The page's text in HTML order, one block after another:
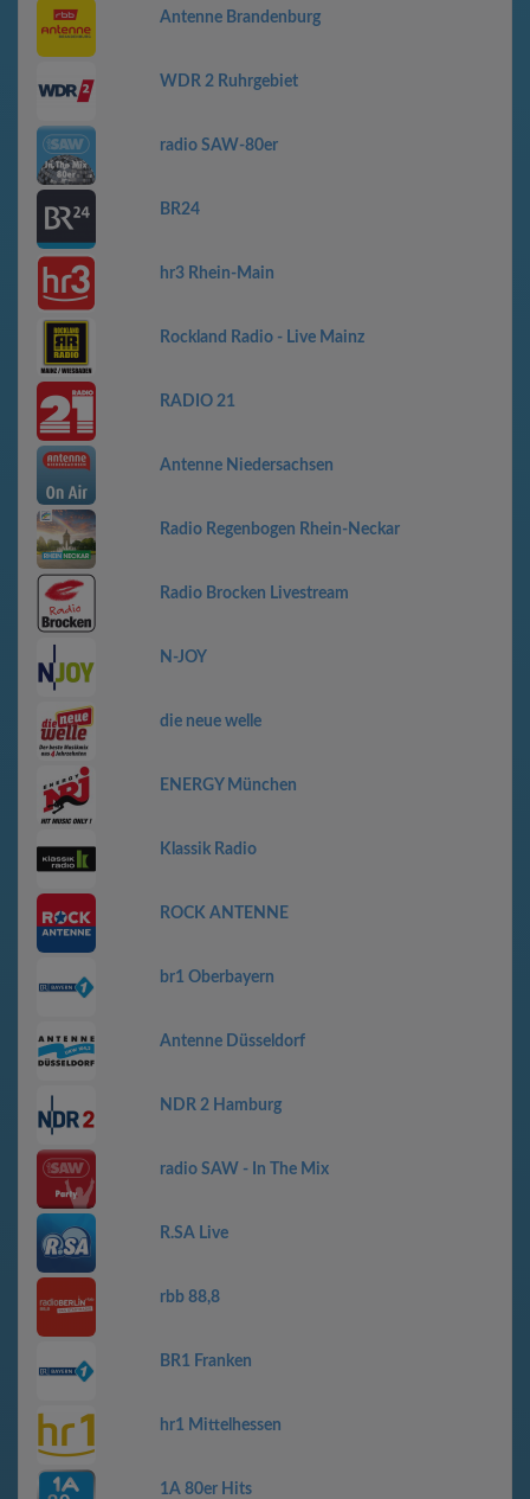
Antenne Brandenburg
WDR 2 Ruhrgebiet
radio SAW-80er
BR24
hr3 Rhein-Main
Rockland Radio - Live Mainz
RADIO 21
Antenne Niedersachsen
Radio Regenbogen Rhein-Neckar
Radio Brocken Livestream
N-JOY
die neue welle
ENERGY München
Klassik Radio
ROCK ANTENNE
br1 Oberbayern
Antenne Düsseldorf
NDR 2 Hamburg
radio SAW - In The Mix
R.SA Live
rbb 88,8
BR1 Franken
hr1 Mittelhessen
1A 80er Hits